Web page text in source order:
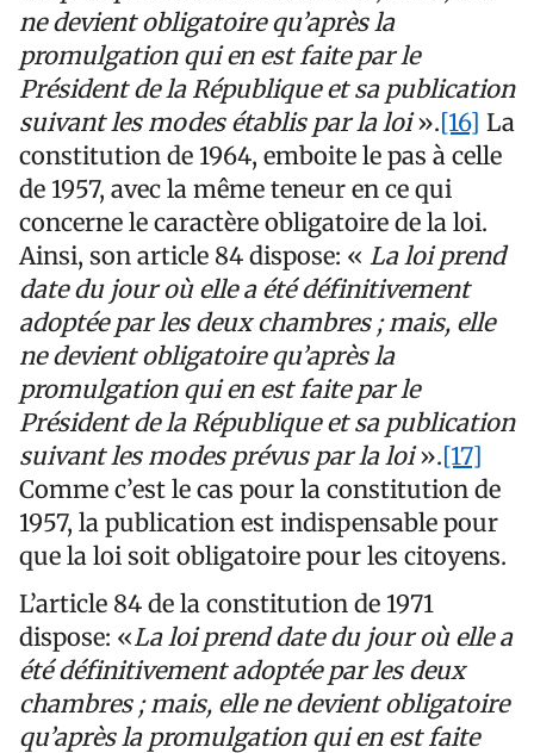
ne devient obligatoire qu’après la
promulgation qui en est faite par le
Président de la République et sa publication
suivant les modes établis par la loi».[16] La
constitution de 1964, emboite le pas à celle
de 1957, avec la même teneur en ce qui
concerne le caractère obligatoire de la loi.
Ainsi, son article 84 dispose: « La loi prend
date du jour où elle a été définitivement
adoptée par les deux chambres ; mais, elle
ne devient obligatoire qu’après la
promulgation qui en est faite par le
Président de la République et sa publication
suivant les modes prévus par la loi».[17]
Comme c’est le cas pour la constitution de
1957, la publication est indispensable pour
que la loi soit obligatoire pour les citoyens.
L’article 84 de la constitution de 1971
dispose: «La loi prend date du jour où elle a
été définitivement adoptée par les deux
chambres ; mais, elle ne devient obligatoire
qu’après la promulgation qui en est faite